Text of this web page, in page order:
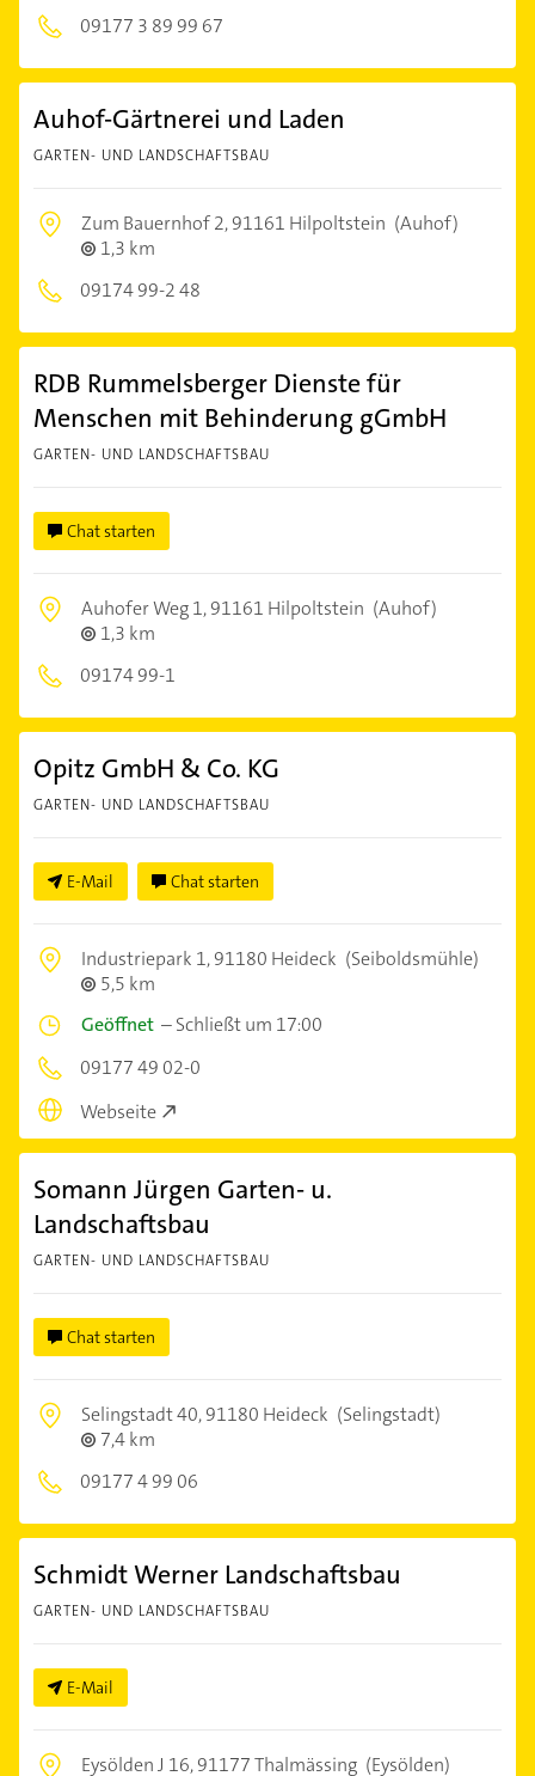
09177 3 89 99 67
Auhof-Gärtnerei und Laden
GARTEN- UND LANDSCHAFTSBAU
Zum Bauernhof 2,91161 Hilpoltstein (Auhof)
1,3 km
09174 99-2 48
RDB Rummelsberger Dienste für
Menschen mit Behinderung gGmbH
GARTEN- UND LANDSCHAFTSBAU
Chat starten
Auhofer Weg 1,91161 Hilpoltstein (Auhof)
1,3 km
09174 99-1
Opitz GmbH & Co. KG
GARTEN- UND LANDSCHAFTSBAU
E-Mail Chat starten
Industriepark 1,91180 Heideck (Seiboldsmühle)
5,5 km
Geöffnet –Schließt um 17:00
09177 49 02-0
Webseite
Somann Jürgen Garten- u.
Landschaftsbau
GARTEN- UND LANDSCHAFTSBAU
Chat starten
Selingstadt 40,91180 Heideck (Selingstadt)
7,4 km
09177 4 99 06
Schmidt Werner Landschaftsbau
GARTEN- UND LANDSCHAFTSBAU
E-Mail
Eysölden J 16,91177 Thalmässing (Eysölden)